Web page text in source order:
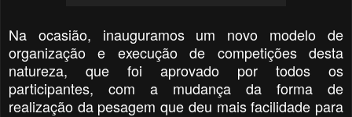
Na ocasião, inauguramos um novo modelo de
organização e execução de competições desta
natureza, que foi aprovado por todos os
participantes, com a mudança da forma de
realização da pesagem que deu mais facilidade para